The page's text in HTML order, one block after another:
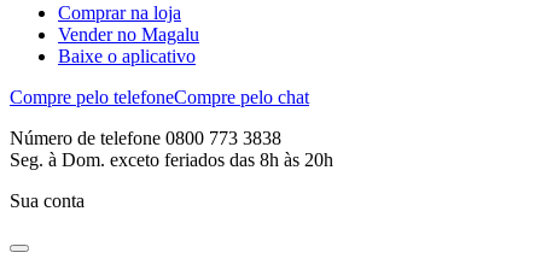
Comprar na loja
Vender no Magalu
Baixe o aplicativo
Compre pelo telefoneCompre pelo chat
Número de telefone 0800 773 3838
Seg. à Dom. exceto feriados das 8h às 20h
Sua conta